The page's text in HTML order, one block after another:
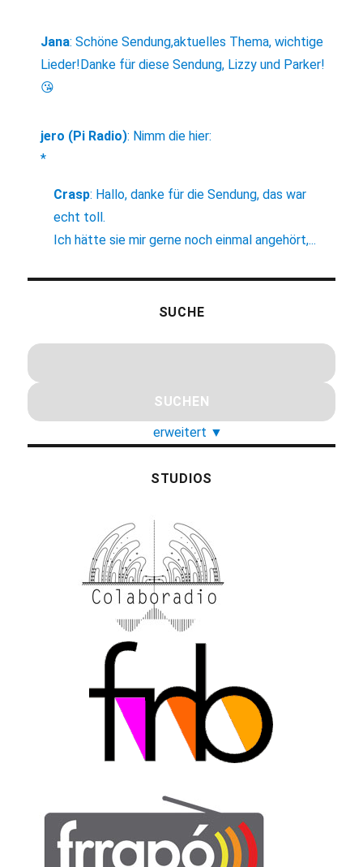
Jana:Schöne Sendung,aktuelles Thema, wichtige
Lieder!Danke für diese Sendung, Lizzy und Parker!
😘
jero (Pi Radio): Nimm die hier:
*
Crasp: Hallo, danke für die Sendung, das war
echt toll.
Ich hätte sie mir gerne noch einmal angehört,...
SUCHE
erweitert ▼
STUDIOS